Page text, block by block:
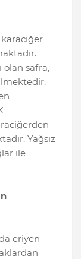
olan safra,
Yağsız
ile
eriyen